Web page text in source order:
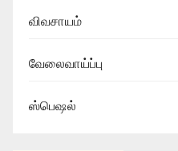
விவசாயம்
வேலைவாய்ப்பு
ஸ்பெஷல்